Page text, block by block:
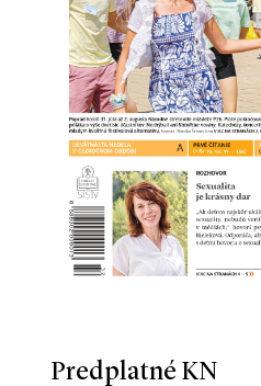
Predplatné KN